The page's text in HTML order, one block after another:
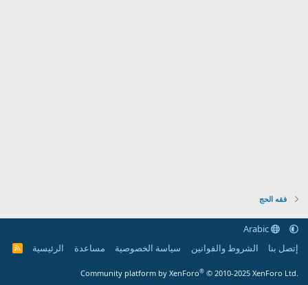
فقه الحج
Arabic
إتصل بنا
الشروط والقوانين سياسة الخصوصية مساعدة الرئيسية
R
Community platform by XenForo® © 2010-2025 XenForo Ltd.